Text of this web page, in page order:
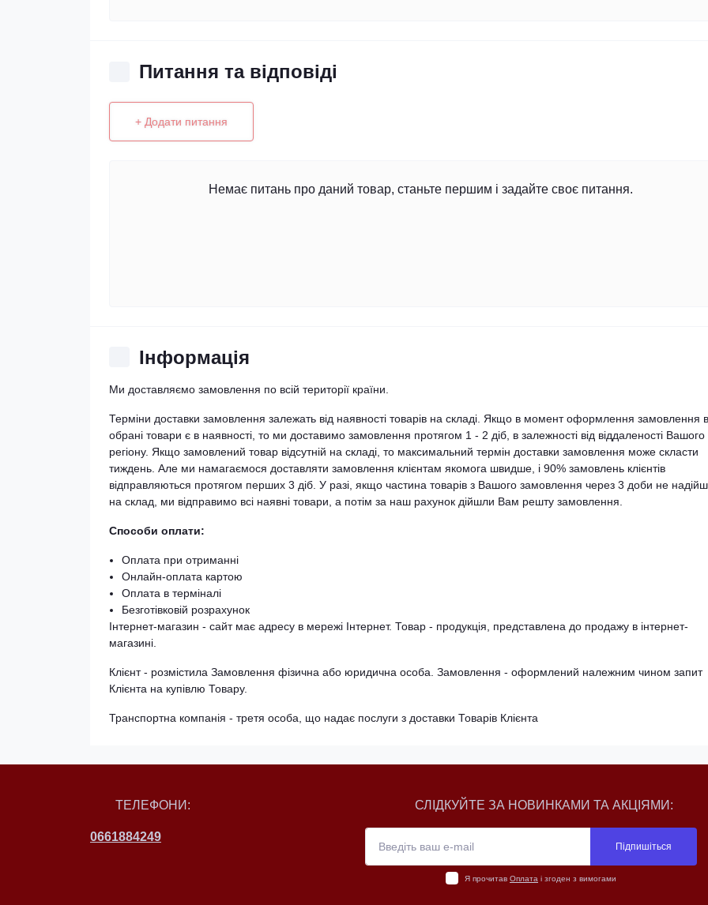
Питання та відповіді
+ Додати питання
Немає питань про даний товар, станьте першим і задайте своє питання.
Iнформація
Ми доставляємо замовлення по всій території країни.
Терміни доставки замовлення залежать від наявності товарів на складі. Якщо в момент оформлення замовлення
обрані товари є в наявності, то ми доставимо замовлення протягом 1 - 2 діб, в залежності від віддаленості Вашого
регіону. Якщо замовлений товар відсутній на складі, то максимальний термін доставки замовлення може скласти
тиждень. Але ми намагаємося доставляти замовлення клієнтам якомога швидше, і 90% замовлень клієнтів
відправляються протягом перших 3 діб. У разі, якщо частина товарів з Вашого замовлення через 3 доби не
на склад, ми відправимо всі наявні товари, а потім за наш рахунок дійшли Вам решту замовлення.
Способи оплати:
Оплата при отриманні
Онлайн-оплата картою
Оплата в терміналі
Безготівковій розрахунок
Інтернет-магазин - сайт має адресу в мережі Інтернет. Товар - продукція, представлена ​​до продажу в інтернет-
магазині.
Клієнт - розмістила Замовлення фізична або юридична особа. Замовлення - оформлений належним чином запит
Клієнта на купівлю Товару.
Транспортна компанія - третя особа, що надає послуги з доставки Товарів Клієнта
ТЕЛЕФОНИ:
0661884249
СЛІДКУЙТЕ ЗА НОВИНКАМИ ТА АКЦІЯМИ:
Підпишіться
Я прочитав Оплата і згоден з вимогами